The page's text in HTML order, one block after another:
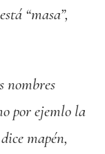
“masa”,
nombres
por ejemlo la
mapén,